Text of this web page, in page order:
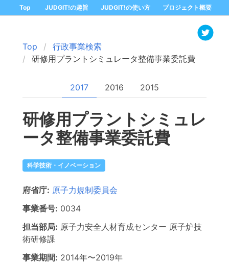
Top JUDGIT!の趣旨 JUDGIT!の使い方 プロジェクト概要
Top
行政事業検索
研修用プラントシミュレータ整備事業委託費
2017 2016 2015
研修用プラントシミュレ
ータ整備事業委託費
科学技術・イノベーション
府省庁: 原子力規制委員会
事業番号: 0034
担当部局: 原子力安全人材育成センター 原子炉技
術研修課
事業期間: 2014年〜2019年